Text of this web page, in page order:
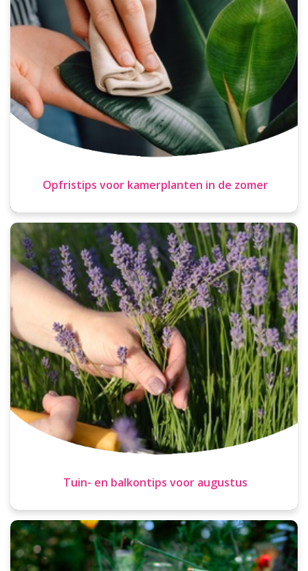
Opfristips voor kamerplanten in de zomer
Tuin- en balkontips voor augustus